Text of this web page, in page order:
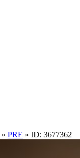
» PRE » ID: 3677362